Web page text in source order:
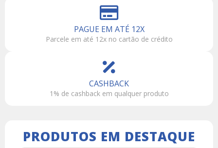
PAGUE EM ATÉ 12X
Parcele em até 12x no cartão de crédito
CASHBACK
1% de cashback em qualquer produto
PRODUTOS EM DESTAQUE